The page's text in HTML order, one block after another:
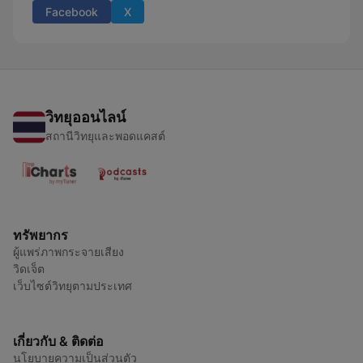
Facebook X
วิทยุออนไลน์
สถานีวิทยุและพอดแคสต์
ทรัพยากร
ผู้แพร่ภาพกระจายเสียง
วิดเจ็ต
เว็บไซต์วิทยุตามประเทศ
เกี่ยวกับ & ติดต่อ
นโยบายความเป็นส่วนตัว